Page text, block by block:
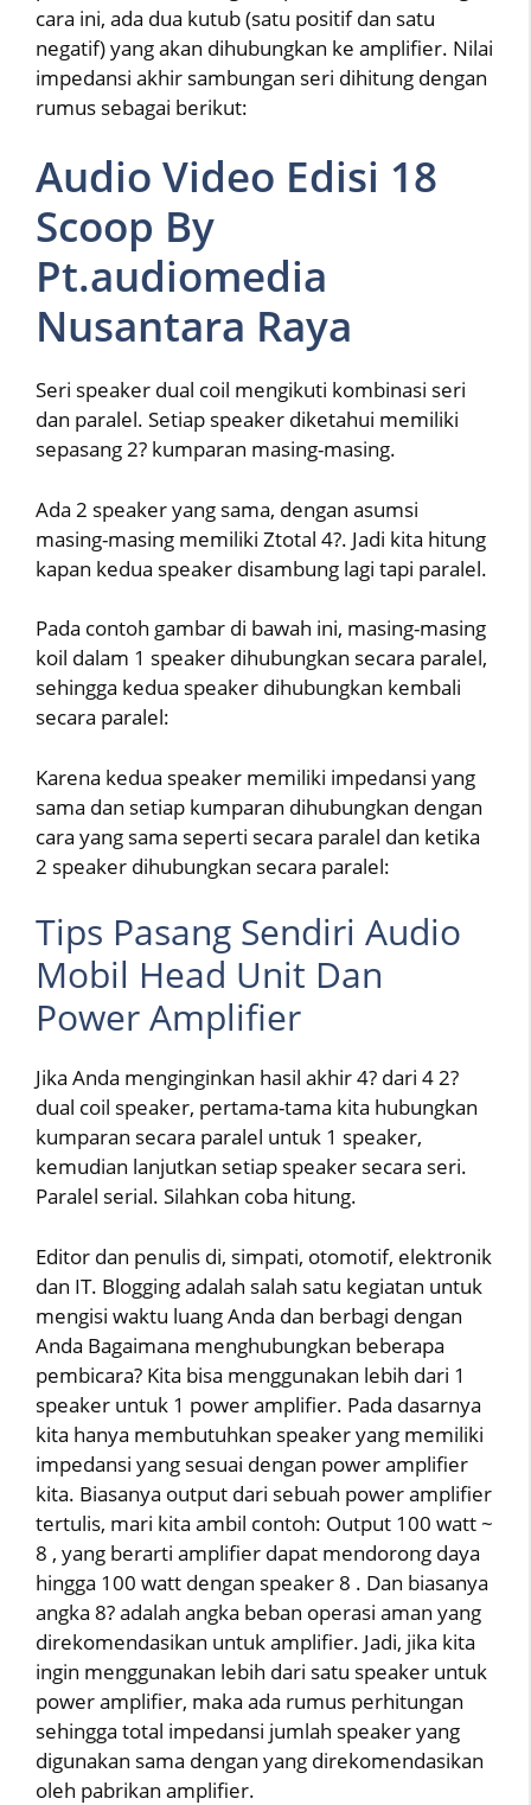
cara ini, ada dua kutub (satu positif dan satu
negatif) yang akan dihubungkan ke amplifier. Nilai
impedansi akhir sambungan seri dihitung dengan
rumus sebagai berikut:
Audio Video Edisi 18
Scoop By
Pt.audiomedia
Nusantara Raya
Seri speaker dual coil mengikuti kombinasi seri
dan paralel. Setiap speaker diketahui memiliki
sepasang 2? kumparan masing-masing.
Ada 2 speaker yang sama, dengan asumsi
masing-masing memiliki Ztotal 4?. Jadi kita hitung
kapan kedua speaker disambung lagi tapi paralel.
Pada contoh gambar di bawah ini, masing-masing
koil dalam 1 speaker dihubungkan secara paralel,
sehingga kedua speaker dihubungkan kembali
secara paralel:
Karena kedua speaker memiliki impedansi yang
sama dan setiap kumparan dihubungkan dengan
cara yang sama seperti secara paralel dan ketika
2 speaker dihubungkan secara paralel:
Tips Pasang Sendiri Audio
Mobil Head Unit Dan
Power Amplifier
Jika Anda menginginkan hasil akhir 4? dari 4 2?
dual coil speaker, pertama-tama kita hubungkan
kumparan secara paralel untuk 1 speaker,
kemudian lanjutkan setiap speaker secara seri.
Paralel serial. Silahkan coba hitung.
Editor dan penulis di, simpati, otomotif, elektronik
dan IT. Blogging adalah salah satu kegiatan untuk
mengisi waktu luang Anda dan berbagi dengan
Anda Bagaimana menghubungkan beberapa
pembicara? Kita bisa menggunakan lebih dari 1
speaker untuk 1 power amplifier. Pada dasarnya
kita hanya membutuhkan speaker yang memiliki
impedansi yang sesuai dengan power amplifier
kita. Biasanya output dari sebuah power amplifier
tertulis, mari kita ambil contoh: Output 100 watt ~
8 , yang berarti amplifier dapat mendorong daya
hingga 100 watt dengan speaker 8 . Dan biasanya
angka 8? adalah angka beban operasi aman yang
direkomendasikan untuk amplifier. Jadi, jika kita
ingin menggunakan lebih dari satu speaker untuk
power amplifier, maka ada rumus perhitungan
sehingga total impedansi jumlah speaker yang
digunakan sama dengan yang direkomendasikan
oleh pabrikan amplifier.